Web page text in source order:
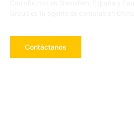
Contáctanos